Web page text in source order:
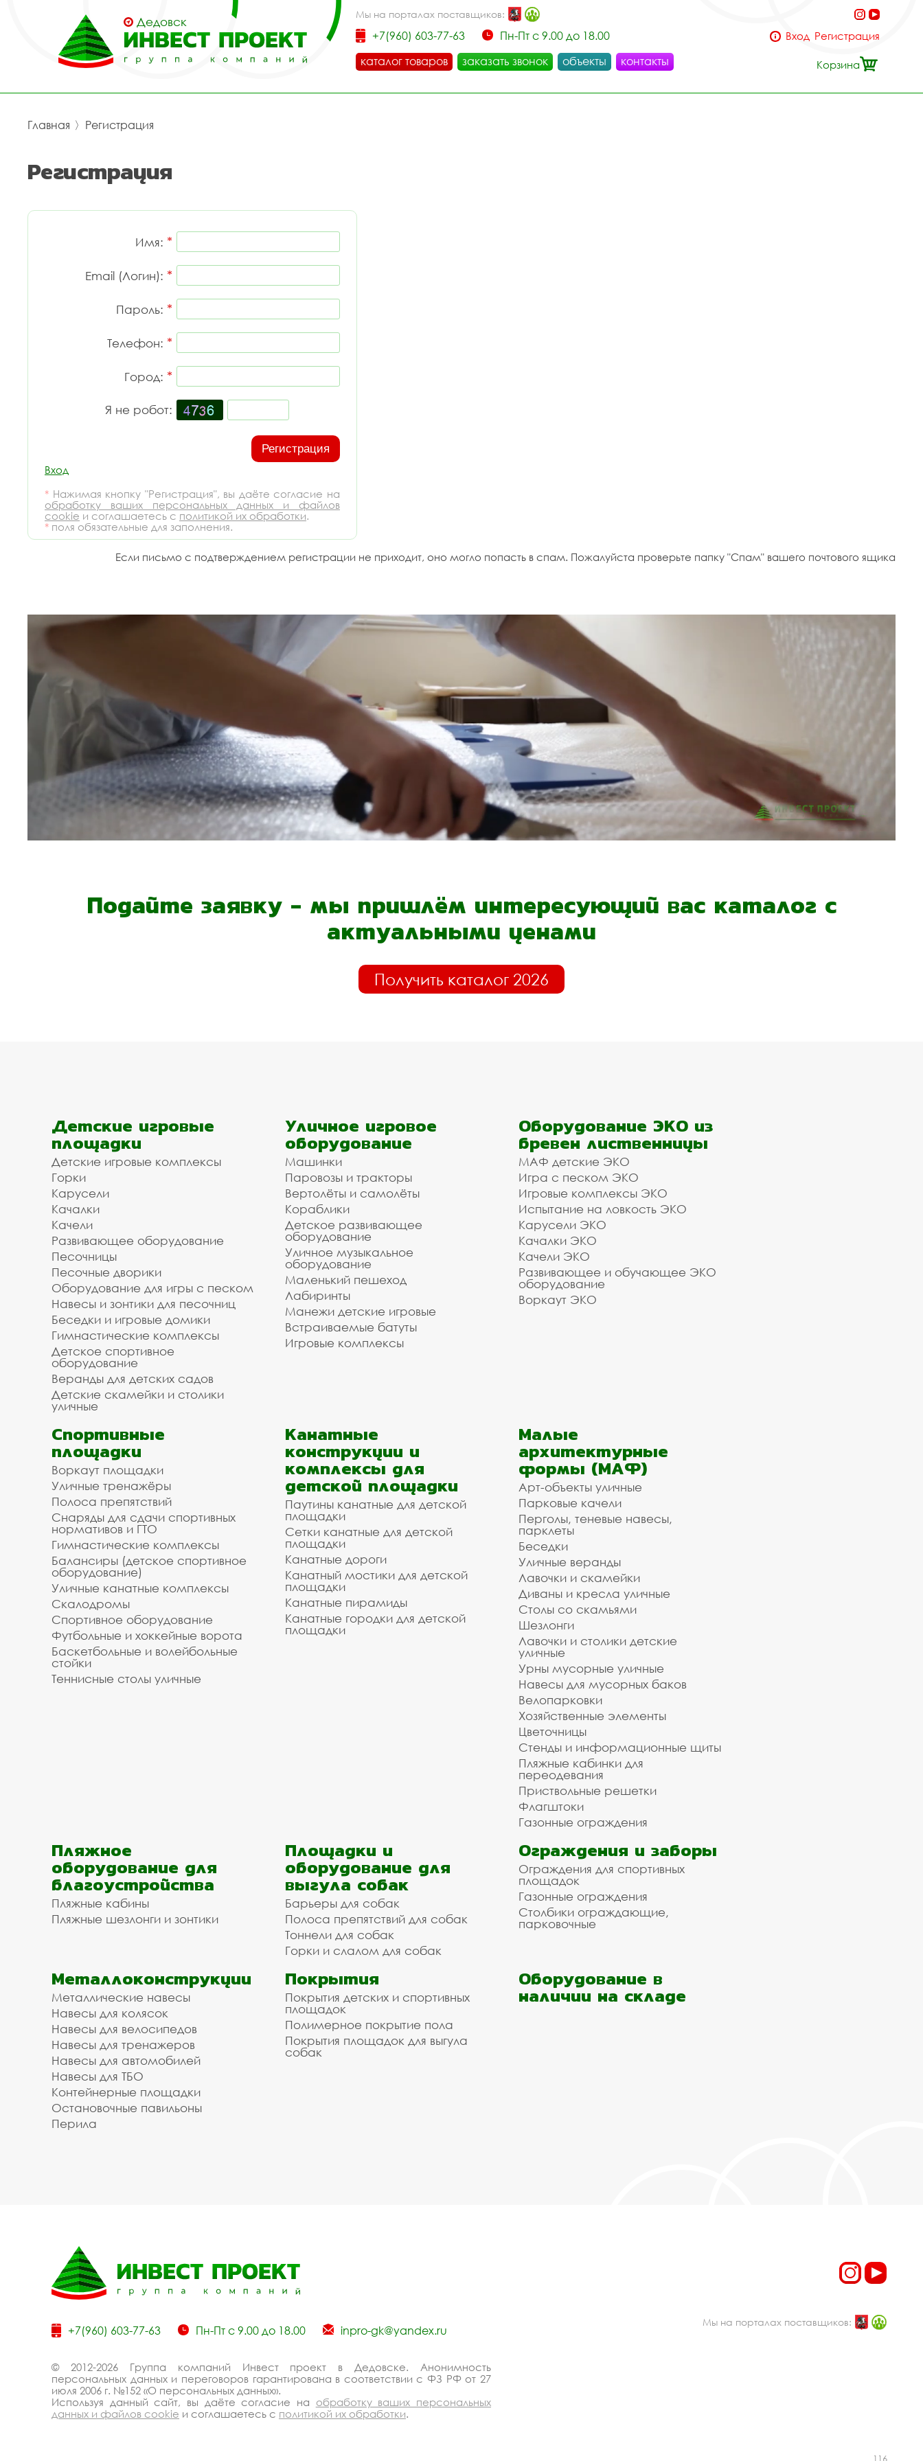
Дедовск
Мы на порталах поставщиков:
+7(960) 603-77-63
Пн-Пт с 9.00 до 18.00
каталог товаров
заказать звонок объекты контакты
Вход Регистрация
Корзина
Главная 〉 Регистрация
Регистрация
Имя: *
Email (Логин): *
Пароль: *
Телефон: *
Город: *
Я не робот:
Вход
* Нажимая кнопку "Регистрация", вы даёте согласие на
обработку ваших персональных данных и файлов
cookie и соглашаетесь с политикой их обработки.
* поля обязательные для заполнения.
Если письмо с подтверждением регистрации не приходит, оно могло попасть в спам. Пожалуйста проверьте папку "Спам" вашего почтового ящика
Подайте заявку - мы пришлём интересующий вас каталог с
актуальными ценами
Получить каталог 2026
Детские игровые
площадки
Детские игровые комплексы
Горки
Карусели
Качалки
Качели
Развивающее оборудование
Песочницы
Песочные дворики
Оборудование для игры с песком
Навесы и зонтики для песочниц
Беседки и игровые домики
Гимнастические комплексы
Детское спортивное
оборудование
Веранды для детских садов
Детские скамейки и столики
уличные
Уличное игровое
оборудование
Машинки
Паровозы и тракторы
Вертолёты и самолёты
Кораблики
Детское развивающее
оборудование
Уличное музыкальное
оборудование
Маленький пешеход
Лабиринты
Манежи детские игровые
Встраиваемые батуты
Игровые комплексы
Оборудование ЭКО из
бревен лиственницы
МАФ детские ЭКО
Игра с песком ЭКО
Игровые комплексы ЭКО
Испытание на ловкость ЭКО
Карусели ЭКО
Качалки ЭКО
Качели ЭКО
Развивающее и обучающее ЭКО
оборудование
Воркаут ЭКО
Спортивные
площадки
Воркаут площадки
Уличные тренажёры
Полоса препятствий
Снаряды для сдачи спортивных
нормативов и ГТО
Гимнастические комплексы
Балансиры (детское спортивное
оборудование)
Уличные канатные комплексы
Скалодромы
Спортивное оборудование
Футбольные и хоккейные ворота
Баскетбольные и волейбольные
стойки
Теннисные столы уличные
Канатные
конструкции и
комплексы для
детской площадки
Паутины канатные для детской
площадки
Сетки канатные для детской
площадки
Канатные дороги
Канатный мостики для детской
площадки
Канатные пирамиды
Канатные городки для детской
площадки
Малые
архитектурные
формы (МАФ)
Арт-объекты уличные
Парковые качели
Перголы, теневые навесы,
парклеты
Беседки
Уличные веранды
Лавочки и скамейки
Диваны и кресла уличные
Столы со скамьями
Шезлонги
Лавочки и столики детские
уличные
Урны мусорные уличные
Навесы для мусорных баков
Велопарковки
Хозяйственные элементы
Цветочницы
Стенды и информационные щиты
Пляжные кабинки для
переодевания
Приствольные решетки
Флагштоки
Газонные ограждения
Пляжное
оборудование для
благоустройства
Пляжные кабины
Пляжные шезлонги и зонтики
Площадки и
оборудование для
выгула собак
Барьеры для собак
Полоса препятствий для собак
Тоннели для собак
Горки и слалом для собак
Ограждения и заборы
Ограждения для спортивных
площадок
Газонные ограждения
Столбики ограждающие,
парковочные
Металлоконструкции
Металлические навесы
Навесы для колясок
Навесы для велосипедов
Навесы для тренажеров
Навесы для автомобилей
Навесы для ТБО
Контейнерные площадки
Остановочные павильоны
Перила
Покрытия
Покрытия детских и спортивных
площадок
Полимерное покрытие пола
Покрытия площадок для выгула
собак
Оборудование в
наличии на складе
+7(960) 603-77-63 Пн-Пт с 9.00 до 18.00 inpro-gk@yandex.ru
Мы на порталах поставщиков:
© 2012-2026 Группа компаний Инвест проект в Дедовске. Анонимность
персональных данных и переговоров гарантирована в соответствии с ФЗ РФ от 27
июля 2006 г. №152 «О персональных данных».
Используя данный сайт, вы даёте согласие на обработку ваших персональных
данных и файлов cookie и соглашаетесь с политикой их обработки.
116